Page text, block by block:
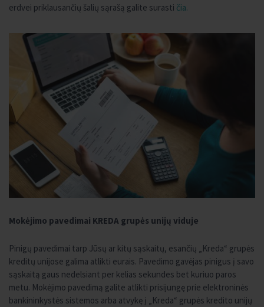
erdvei priklausančių šalių sąrašą galite surasti čia.
Mokėjimo pavedimai KREDA grupės unijų viduje
Pinigų pavedimai tarp Jūsų ar kitų sąskaitų, esančių „Kreda“ grupės
kreditų unijose galima atlikti eurais. Pavedimo gavėjas pinigus į savo
sąskaitą gaus nedelsiant per kelias sekundes bet kuriuo paros
metu. Mokėjimo pavedimą galite atlikti prisijungę prie elektroninės
bankininkystės sistemos arba atvykę į „Kreda“ grupės kredito unijų